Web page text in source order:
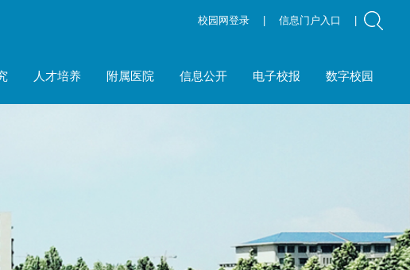
校园网登录 信息门户入口
人才培养 附属医院 信息公开 电子校报 数字校园